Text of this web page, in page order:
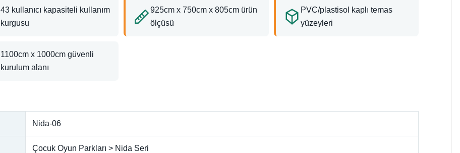
43 kullanıcı kapasiteli kullanım
kurgusu
925cm x 750cm x 805cm ürün
ölçüsü
PVC/plastisol kaplı temas
yüzeyleri
1100cm x 1000cm güvenli
kurulum alanı
Nida-06
Çocuk Oyun Parkları > Nida Seri